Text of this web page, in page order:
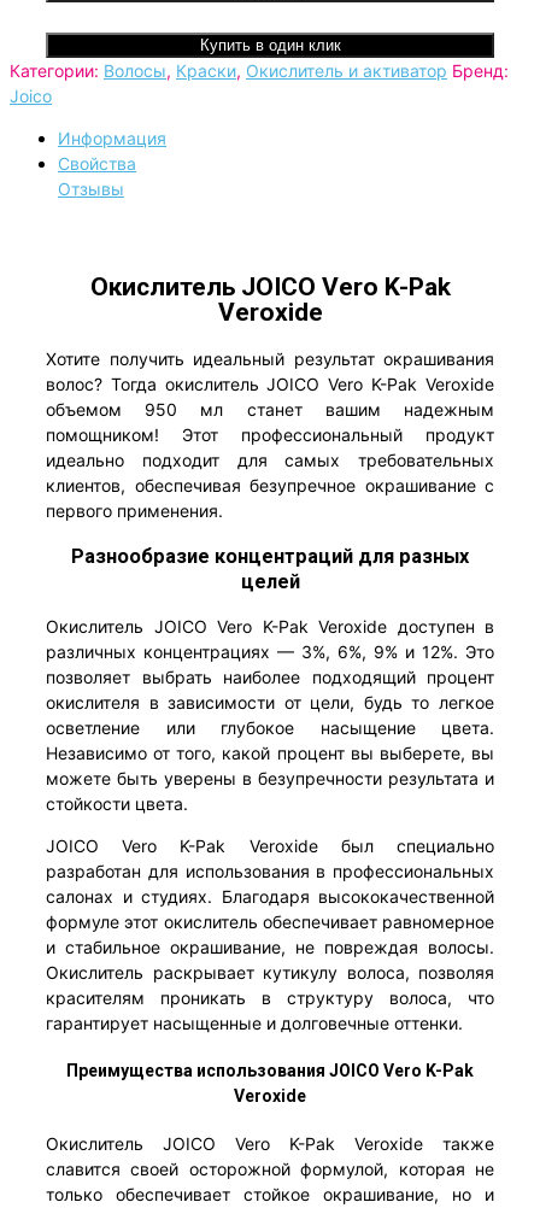
Купить в один клик
Категории: Волосы, Краски, Окислитель и активатор Бренд:
Joico
Информация
Свойства
Отзывы
Окислитель JOICO Vero K-Pak
Veroxide
Хотите получить идеальный результат окрашивания
волос? Тогда окислитель JOICO Vero K-Pak Veroxide
объемом 950 мл станет вашим надежным
помощником! Этот профессиональный продукт
идеально подходит для самых требовательных
клиентов, обеспечивая безупречное окрашивание с
первого применения.
Разнообразие концентраций для разных
целей
Окислитель JOICO Vero K-Pak Veroxide доступен в
различных концентрациях — 3%, 6%, 9% и 12%. Это
позволяет выбрать наиболее подходящий процент
окислителя в зависимости от цели, будь то легкое
осветление или глубокое насыщение цвета.
Независимо от того, какой процент вы выберете, вы
можете быть уверены в безупречности результата и
стойкости цвета.
JOICO Vero K-Pak Veroxide был специально
разработан для использования в профессиональных
салонах и студиях. Благодаря высококачественной
формуле этот окислитель обеспечивает равномерное
и стабильное окрашивание, не повреждая волосы.
Окислитель раскрывает кутикулу волоса, позволяя
красителям проникать в структуру волоса, что
гарантирует насыщенные и долговечные оттенки.
Преимущества использования JOICO Vero K-Pak
Veroxide
Окислитель JOICO Vero K-Pak Veroxide также
славится своей осторожной формулой, которая не
только обеспечивает стойкое окрашивание, но и